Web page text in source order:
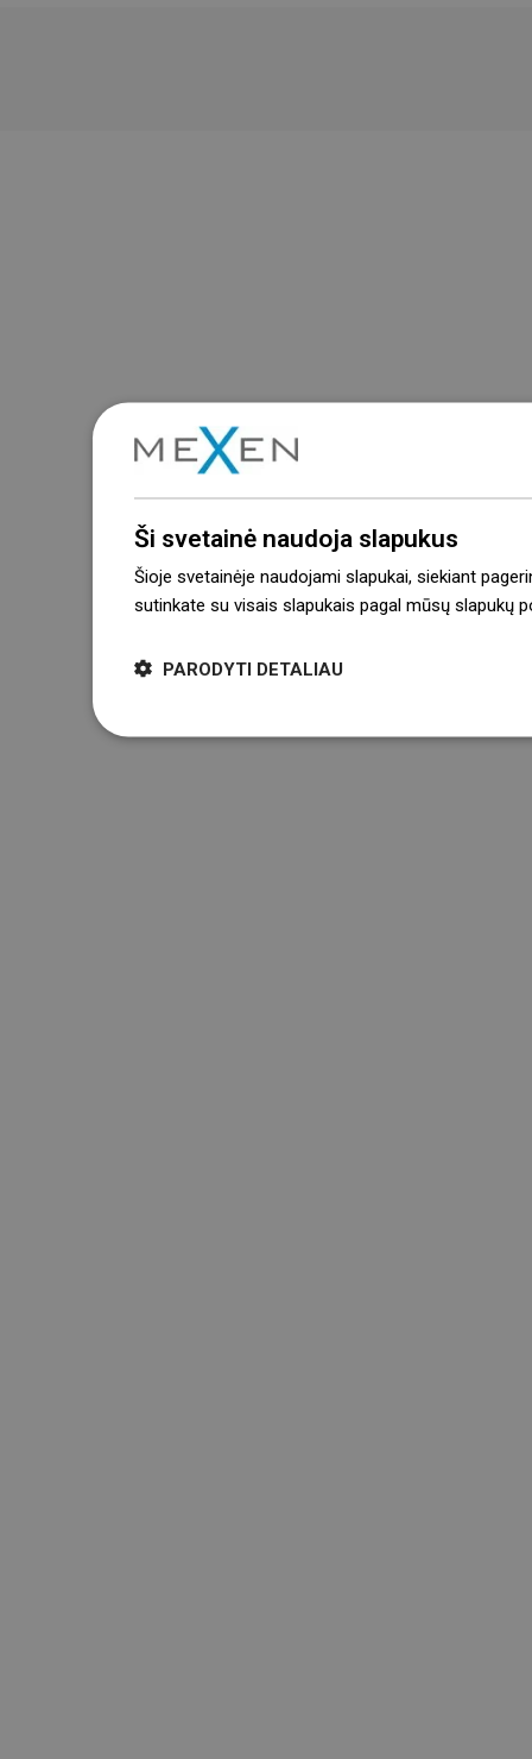
Ši svetainė naudoja slapukus
Šioje svetainėje naudojami slapukai, siekiant
sutinkate su visais slapukais pagal mūsų slapukų
PARODYTI DETALIAU